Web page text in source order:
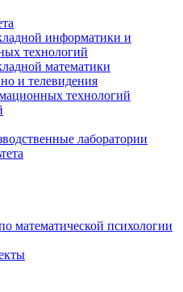
информатики и
технологий
математики
и телевидения
технологий
лаборатории
математической психологии